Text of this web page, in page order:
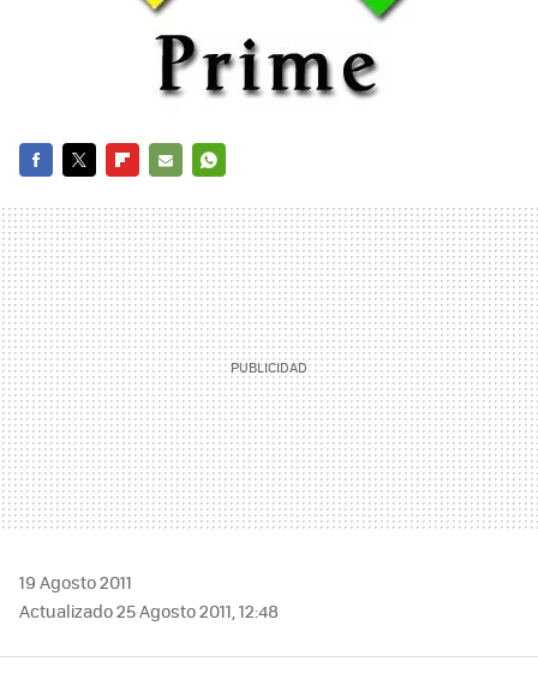
MAIL
19 Agosto 2011
Actualizado 25 Agosto 2011, 12:48